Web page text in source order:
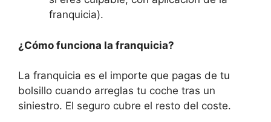
franquicia).
¿Cómo funciona la franquicia?
La franquicia es el importe que pagas de tu
bolsillo cuando arreglas tu coche tras un
siniestro. El seguro cubre el resto del coste.